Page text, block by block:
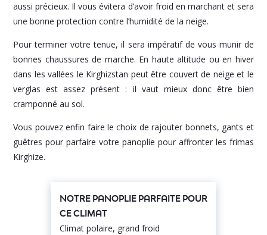
aussi précieux. Il vous évitera d’avoir froid en marchant et sera
une bonne protection contre l’humidité de la neige.
Pour terminer votre tenue, il sera impératif de vous munir de
bonnes chaussures de marche. En haute altitude ou en hiver
dans les vallées le Kirghizstan peut être couvert de neige et le
verglas est assez présent : il vaut mieux donc être bien
cramponné au sol.
Vous pouvez enfin faire le choix de rajouter bonnets, gants et
guêtres pour parfaire votre panoplie pour affronter les frimas
Kirghize.
NOTRE PANOPLIE PARFAITE POUR
CE CLIMAT
Climat polaire, grand froid